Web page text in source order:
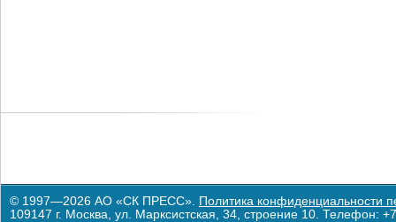
© 1997—2026 АО «СК ПРЕСС». Политика конфиденциальности
109147 г. Москва, ул. Марксистская, 34, строение 10. Телефон: